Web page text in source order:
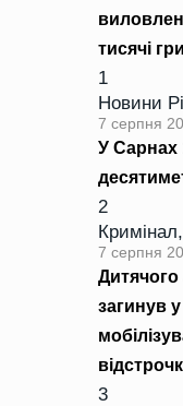
тисячі
1
Новини
7 серпня
У Сарнах
2
Кримінал,
7 серпня
Дитячого
загинув
3